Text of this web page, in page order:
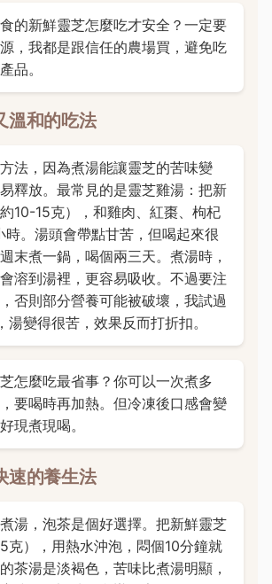
的新鮮靈芝怎麼吃才安全？一定要
，我都是跟信任的農場買，避免吃
品。
溫和的吃法
法，因為煮湯能讓靈芝的苦味變
釋放。最常見的是靈芝雞湯：把新
10-15克），和雞肉、紅棗、枸杞
時。湯頭會帶點甘苦，但喝起來很
末煮一鍋，喝個兩三天。煮湯時，
溶到湯裡，更容易吸收。不過要注
否則部分營養可能被破壞，我試過
湯變得很苦，效果反而打折扣。
怎麼吃最省事？你可以一次煮多
要喝時再加熱。但冷凍後口感會變
現煮現喝。
速的養生法
湯，泡茶是個好選擇。把新鮮靈芝
克），用熱水沖泡，悶個10分鐘就
茶湯是淡褐色，苦味比煮湯明顯，